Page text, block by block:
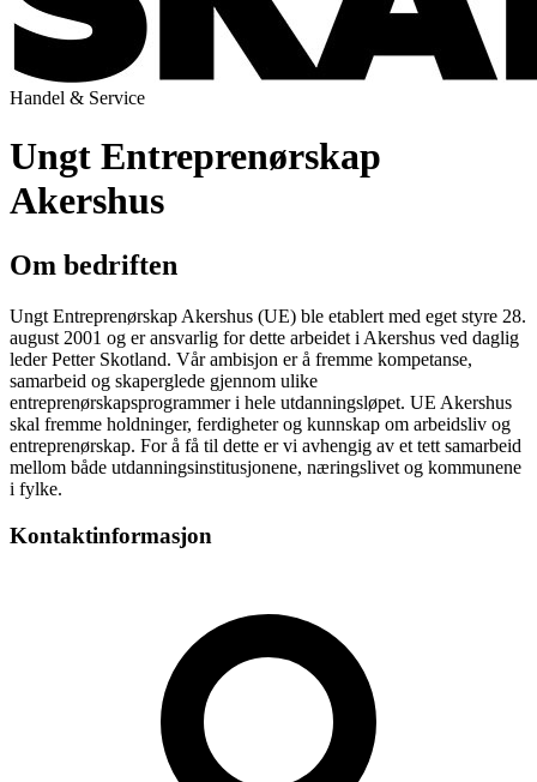
Handel & Service
Ungt Entreprenørskap
Akershus
Om bedriften
Ungt Entreprenørskap Akershus (UE) ble etablert med eget styre 28.
august 2001 og er ansvarlig for dette arbeidet i Akershus ved daglig
leder Petter Skotland. Vår ambisjon er å fremme kompetanse,
samarbeid og skaperglede gjennom ulike
entreprenørskapsprogrammer i hele utdanningsløpet. UE Akershus
skal fremme holdninger, ferdigheter og kunnskap om arbeidsliv og
entreprenørskap. For å få til dette er vi avhengig av et tett samarbeid
mellom både utdanningsinstitusjonene, næringslivet og kommunene
i fylke.
Kontaktinformasjon